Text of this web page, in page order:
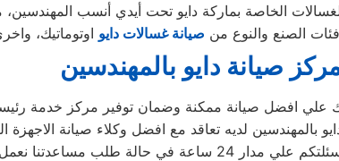
الصنع والنوع من صيانة غسالات دايو
صيانة دايو بالمهندسين
علي افضل صيانة ممكنة وضمان توفير مركز خدمة
بالمهندسين لديه تعاقد مع افضل وكلاء صيانة الاجهزة
نعمل علي توصيل اجهزتكم